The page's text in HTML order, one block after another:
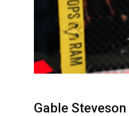
Gable